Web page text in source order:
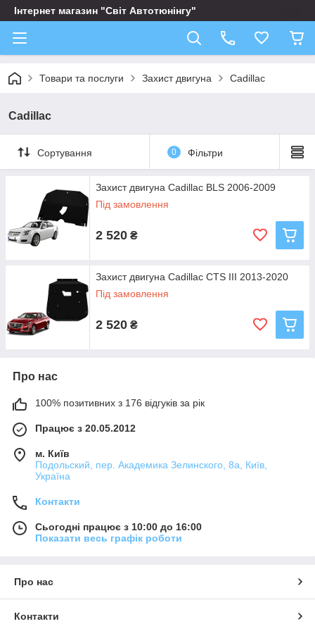
Інтернет магазин "Світ Автотюнінгу"
Товари та послуги Захист двигуна Cadillac
Cadillac
Сортування 0 Фільтри
Захист двигуна Cadillac BLS 2006-2009
Під замовлення
2 520 ₴
Захист двигуна Cadillac CTS III 2013-2020
Під замовлення
2 520 ₴
Про нас
100% позитивних з 176 відгуків за рік
Працює з 20.05.2012
м. Київ
Подольский, пер. Академика Зелинского, 8а, Київ,
Україна
Контакти
Сьогодні працює з 10:00 до 16:00
Показати весь графік роботи
Про нас
Контакти